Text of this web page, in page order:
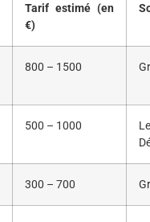
Tarif estimé (en
€)
800 – 1500
500 – 1000
300 – 700